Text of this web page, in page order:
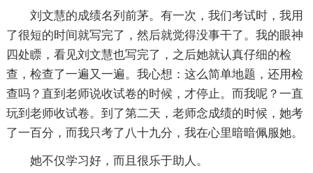
刘文慧的成绩名列前茅。有一次，我们考试时，我用
了很短的时间就写完了，然后就觉得没事干了。我的眼神
四处瞟，看见刘文慧也写完了，之后她就认真仔细的检
查，检查了一遍又一遍。我心想：这么简单地题，还用检
查吗？直到老师说收试卷的时候，才停止。而我呢？一直
玩到老师收试卷。到了第二天，老师念成绩的时候，她考
了一百分，而我只考了八十九分，我在心里暗暗佩服她。
她不仅学习好，而且很乐于助人。